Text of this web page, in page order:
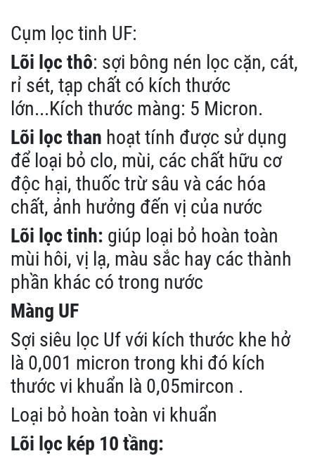
Cụm lọc tinh UF:
Lõi lọc thô: sợi bông nén lọc cặn, cát,
rỉ sét, tạp chất có kích thước
lớn...Kích thước màng: 5 Micron.
Lõi lọc than hoạt tính được sử dụng
để loại bỏ clo, mùi, các chất hữu cơ
độc hại, thuốc trừ sâu và các hóa
chất, ảnh hưởng đến vị của nước
Lõi lọc tinh: giúp loại bỏ hoàn toàn
mùi hôi, vị lạ, màu sắc hay các thành
phần khác có trong nước
Màng UF
Sợi siêu lọc Uf với kích thước khe hở
là 0,001 micron trong khi đó kích
thước vi khuẩn là 0,05mircon .
Loại bỏ hoàn toàn vi khuẩn
Lõi lọc kép 10 tầng: